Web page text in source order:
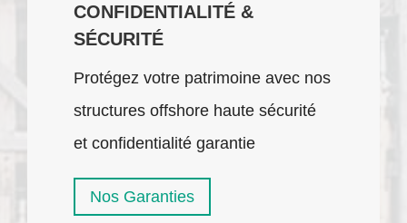
CONFIDENTIALITÉ &
SÉCURITÉ
Protégez votre patrimoine avec nos
structures offshore haute sécurité
et confidentialité garantie
Nos Garanties